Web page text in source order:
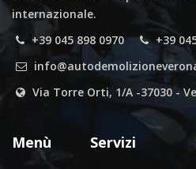
internazionale.
+39 045 898 0970
+39
Via Torre Orti, 1/A -37030 -
Menù Servizi